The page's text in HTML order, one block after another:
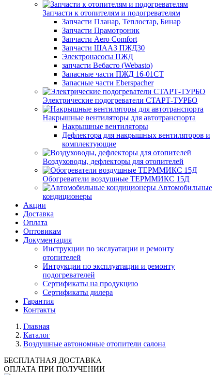
Запчасти к отопителям и подогревателям
Запчасти Планар, Теплостар, Бинар
Запчасти Прамотроник
Запчасти Aero Comfort
Запчасти ШААЗ ПЖД30
Электронасосы ПЖД
запчасти Вебасто (Webasto)
Запасные части ПЖД 16-01СТ
Запасные части Eberspacher
Электрические подогреватели СТАРТ-ТУРБО
Накрышные вентиляторы для автотранспорта
Накрышные вентиляторы
Дефлектора для накрышных вентиляторов и
комплектующие
Воздуховоды, дефлекторы для отопителей
Обогреватели воздушные ТЕРММИКС 15Д
Автомобильные
кондиционеры
Акции
Доставка
Оплата
Оптовикам
Документация
Инструкции по экслуатации и ремонту
отопителей
Интрукции по эксплуатации и ремонту
подогревателей
Сертификаты на продукцию
Сертификаты дилера
Гарантия
Контакты
Главная
Каталог
Воздушные автономные отопители салона
БЕСПЛАТНАЯ ДОСТАВКА
ОПЛАТА ПРИ ПОЛУЧЕНИИ